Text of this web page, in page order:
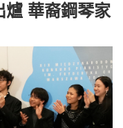
爐 華裔鋼琴家